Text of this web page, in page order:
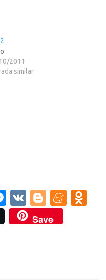
2011
similar
M
es
se
V
K
Bl
o
g
M
Save